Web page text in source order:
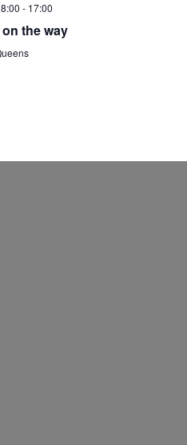
- 17:00
the way